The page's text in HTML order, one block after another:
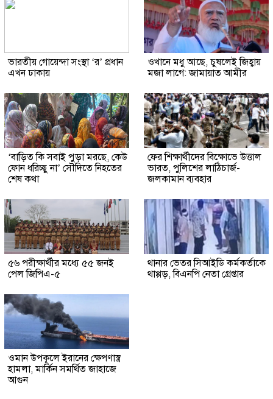
ভারতীয় গোয়েন্দা সংস্থা ‘র’ প্রধান
এখন ঢাকায়
ওখানে মধু আছে, চুষলেই জিহ্বায়
মজা লাগে: জামায়াত আমীর
‘বাড়িত কি সবাই পুড়া মরছে, কেউ
ফোন ধরিচ্ছু না’ সৌদিতে নিহতের
শেষ কথা
ফের শিক্ষার্থীদের বিক্ষোভে উত্তাল
ভারত, পুলিশের লাঠিচার্জ-
জলকামান ব্যবহার
৫৬ পরীক্ষার্থীর মধ্যে ৫৫ জনই
পেল জিপিএ-৫
থানার ভেতর সিআইডি কর্মকর্তাকে
থাপ্পড়, বিএনপি নেতা গ্রেপ্তার
ওমান উপকূলে ইরানের ক্ষেপণাস্ত্র
হামলা, মার্কিন সমর্থিত জাহাজে
আগুন